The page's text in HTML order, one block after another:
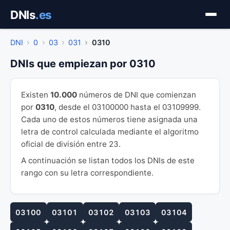
contenido
DNIs.es
DNI 0 03 031 0310
DNIs que empiezan por 0310
Existen 10.000 números de DNI que comienzan
por 0310, desde el 03100000 hasta el 03109999.
Cada uno de estos números tiene asignada una
letra de control calculada mediante el algoritmo
oficial de división entre 23.
A continuación se listan todos los DNIs de este
rango con su letra correspondiente.
03100 03101 03102 03103 03104